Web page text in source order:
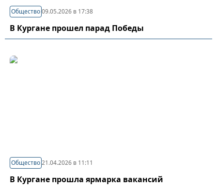
Общество09.05.2026 в 17:38
В Кургане прошел парад Победы
Общество21.04.2026 в 11:11
В Кургане прошла ярмарка вакансий